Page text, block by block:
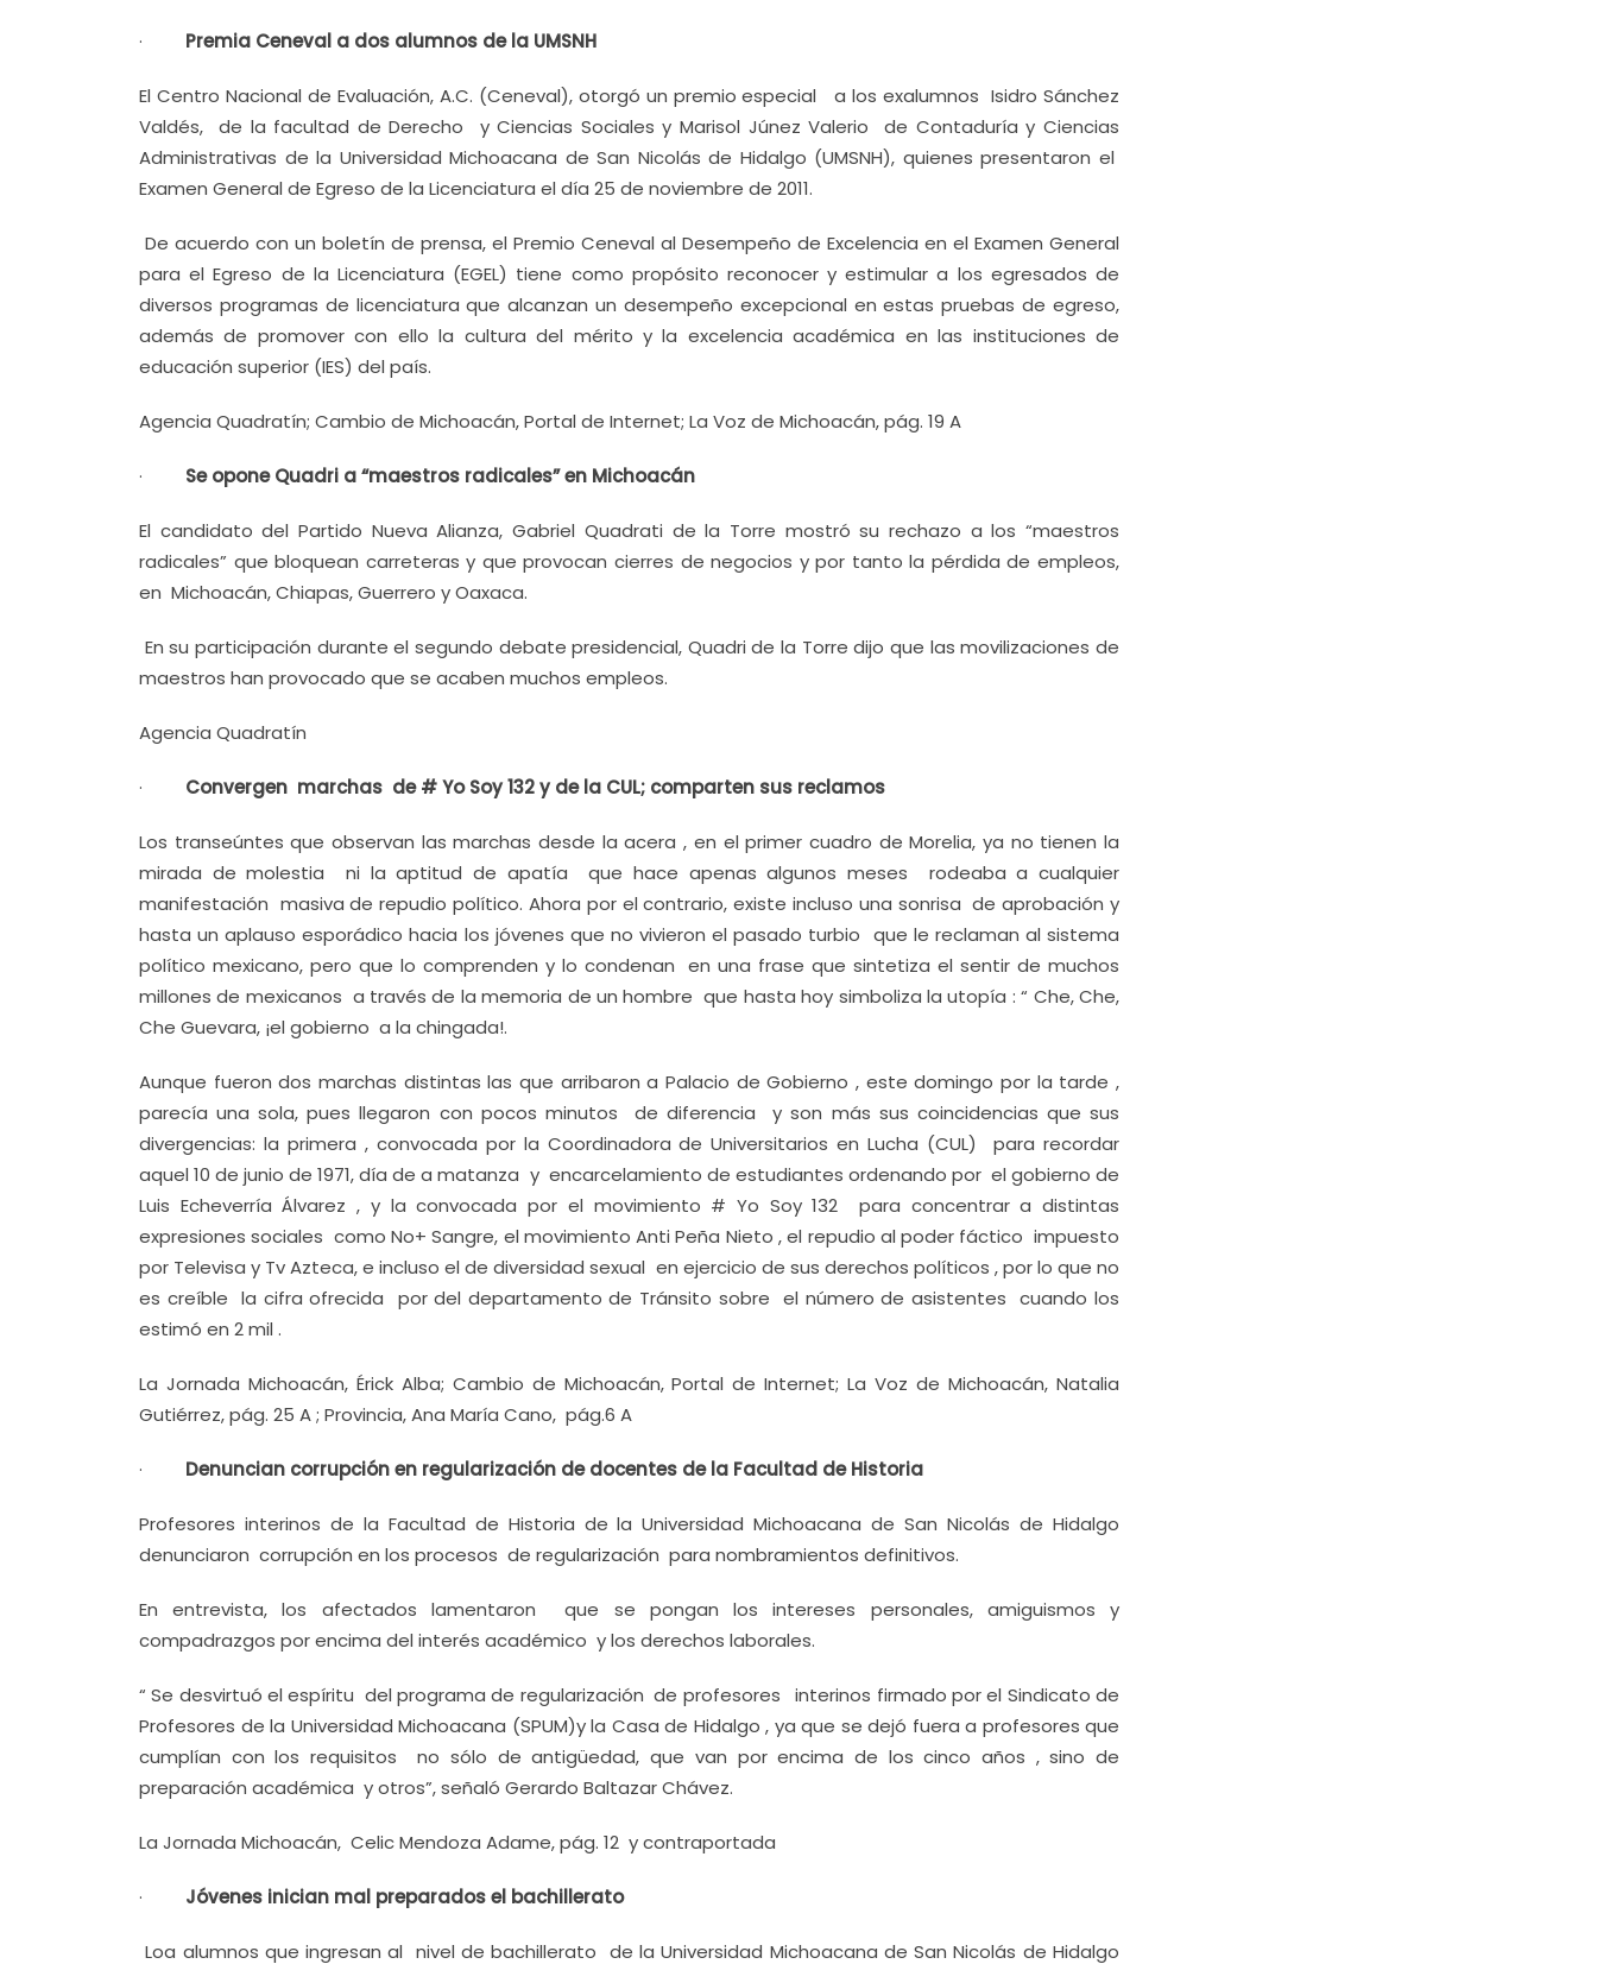
· Premia Ceneval a dos alumnos de la UMSNH
El Centro Nacional de Evaluación, A.C. (Ceneval), otorgó un premio especial a los exalumnos Isidro Sánchez
Valdés, de la facultad de Derecho y Ciencias Sociales y Marisol Júnez Valerio de Contaduría y Ciencias
Administrativas de la Universidad Michoacana de San Nicolás de Hidalgo (UMSNH), quienes presentaron el
Examen General de Egreso de la Licenciatura el día 25 de noviembre de 2011.
De acuerdo con un boletín de prensa, el Premio Ceneval al Desempeño de Excelencia en el Examen General
para el Egreso de la Licenciatura (EGEL) tiene como propósito reconocer y estimular a los egresados de
diversos programas de licenciatura que alcanzan un desempeño excepcional en estas pruebas de egreso,
además de promover con ello la cultura del mérito y la excelencia académica en las instituciones de
educación superior (IES) del país.
Agencia Quadratín; Cambio de Michoacán, Portal de Internet; La Voz de Michoacán, pág. 19 A
· Se opone Quadri a “maestros radicales” en Michoacán
El candidato del Partido Nueva Alianza, Gabriel Quadrati de la Torre mostró su rechazo a los “maestros
radicales” que bloquean carreteras y que provocan cierres de negocios y por tanto la pérdida de empleos,
en Michoacán, Chiapas, Guerrero y Oaxaca.
En su participación durante el segundo debate presidencial, Quadri de la Torre dijo que las movilizaciones de
maestros han provocado que se acaben muchos empleos.
Agencia Quadratín
· Convergen marchas de # Yo Soy 132 y de la CUL; comparten sus reclamos
Los transeúntes que observan las marchas desde la acera , en el primer cuadro de Morelia, ya no tienen la
mirada de molestia ni la aptitud de apatía que hace apenas algunos meses rodeaba a cualquier
manifestación masiva de repudio político. Ahora por el contrario, existe incluso una sonrisa de aprobación y
hasta un aplauso esporádico hacia los jóvenes que no vivieron el pasado turbio que le reclaman al sistema
político mexicano, pero que lo comprenden y lo condenan en una frase que sintetiza el sentir de muchos
millones de mexicanos a través de la memoria de un hombre que hasta hoy simboliza la utopía : “ Che, Che,
Che Guevara, ¡el gobierno a la chingada!.
Aunque fueron dos marchas distintas las que arribaron a Palacio de Gobierno , este domingo por la tarde ,
parecía una sola, pues llegaron con pocos minutos de diferencia y son más sus coincidencias que sus
divergencias: la primera , convocada por la Coordinadora de Universitarios en Lucha (CUL) para recordar
aquel 10 de junio de 1971, día de a matanza y encarcelamiento de estudiantes ordenando por el gobierno de
Luis Echeverría Álvarez , y la convocada por el movimiento # Yo Soy 132 para concentrar a distintas
expresiones sociales como No+ Sangre, el movimiento Anti Peña Nieto , el repudio al poder fáctico impuesto
por Televisa y Tv Azteca, e incluso el de diversidad sexual en ejercicio de sus derechos políticos , por lo que no
es creíble la cifra ofrecida por del departamento de Tránsito sobre el número de asistentes cuando los
estimó en 2 mil .
La Jornada Michoacán, Érick Alba; Cambio de Michoacán, Portal de Internet; La Voz de Michoacán, Natalia
Gutiérrez, pág. 25 A ; Provincia, Ana María Cano, pág.6 A
· Denuncian corrupción en regularización de docentes de la Facultad de Historia
Profesores interinos de la Facultad de Historia de la Universidad Michoacana de San Nicolás de Hidalgo
denunciaron corrupción en los procesos de regularización para nombramientos definitivos.
En entrevista, los afectados lamentaron que se pongan los intereses personales, amiguismos y
compadrazgos por encima del interés académico y los derechos laborales.
“ Se desvirtuó el espíritu del programa de regularización de profesores interinos firmado por el Sindicato de
Profesores de la Universidad Michoacana (SPUM)y la Casa de Hidalgo , ya que se dejó fuera a profesores que
cumplían con los requisitos no sólo de antigüedad, que van por encima de los cinco años , sino de
preparación académica y otros”, señaló Gerardo Baltazar Chávez.
La Jornada Michoacán, Celic Mendoza Adame, pág. 12 y contraportada
· Jóvenes inician mal preparados el bachillerato
Loa alumnos que ingresan al nivel de bachillerato de la Universidad Michoacana de San Nicolás de Hidalgo